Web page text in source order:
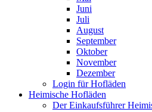
Juni
Juli
August
September
Oktober
November
Dezember
Login für Hofläden
Heimische Hofläden
Der Einkaufsführer